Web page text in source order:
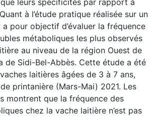
leurs spécificités par rapport à
à l’étude pratique réalisée sur un
pour objectif d’évaluer la fréquence
métaboliques les plus observés
au niveau de la région Ouest de
de Sidi-Bel-Abbès. Cette étude a été
laitières âgées de 3 à 7 ans,
printanière (Mars-Mai) 2021. Les
montrent que la fréquence des
chez la vache laitière n’est pas